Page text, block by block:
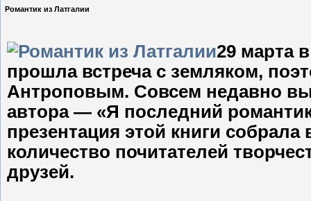
Романтик из Латгалии
29 марта
прошла встреча с земляком,
Антроповым. Совсем недавно
автора — «Я последний
презентация этой книги
количество почитателей
друзей.